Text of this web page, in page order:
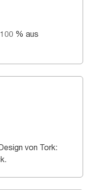
% aus
von Tork: